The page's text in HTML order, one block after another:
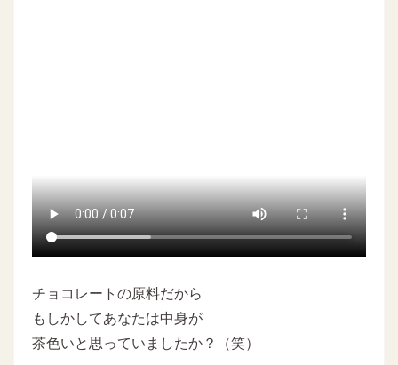
チョコレートの原料だから
もしかしてあなたは中身が
茶色いと思っていましたか？（笑）